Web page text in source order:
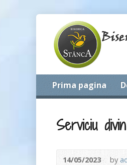
Prima pagina
Serviciu
14/05/2023 by